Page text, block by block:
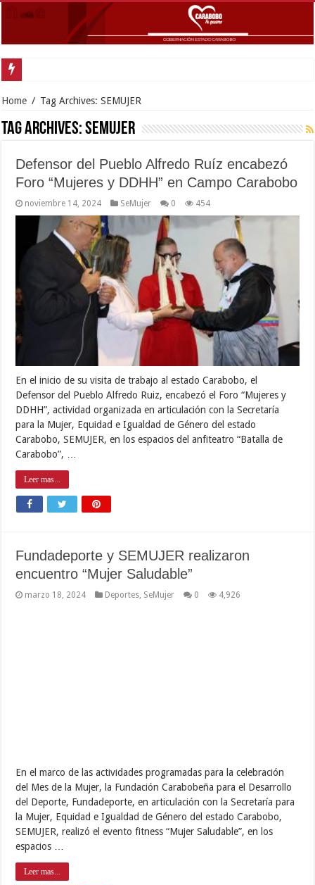
Home / Tag Archives: SEMUJER
Tag Archives:SEMUJER
Defensor del Pueblo Alfredo Ruíz encabezó
Foro “Mujeres y DDHH” en Campo Carabobo
noviembre 14, 2024 SeMujer 0 454
En el inicio de su visita de trabajo al estado Carabobo, el
Defensor del Pueblo Alfredo Ruiz, encabezó el Foro “Mujeres y
DDHH”, actividad organizada en articulación con la Secretaría
para la Mujer, Equidad e Igualdad de Género del estado
Carabobo, SEMUJER, en los espacios del anfiteatro “Batalla de
Carabobo”, …
Leer mas...
Fundadeporte y SEMUJER realizaron
encuentro “Mujer Saludable”
marzo 18, 2024 Deportes, SeMujer 0 4,926
En el marco de las actividades programadas para la celebración
del Mes de la Mujer, la Fundación Carabobeña para el Desarrollo
del Deporte, Fundadeporte, en articulación con la Secretaría para
la Mujer, Equidad e Igualdad de Género del estado Carabobo,
SEMUJER, realizó el evento fitness “Mujer Saludable”, en los
espacios …
Leer mas...